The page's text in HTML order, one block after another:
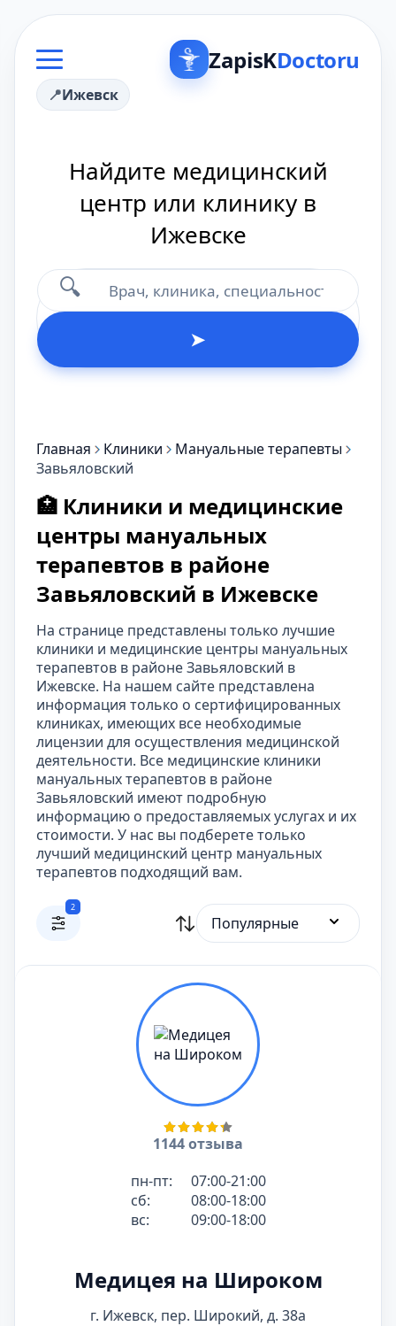
ZapisKDoctoru
Ижевск
Найдите медицинский
центр или клинику в
Ижевске
🔍
➤
Главная Клиники
Мануальные терапевты
Завьяловский
🏥 Клиники и медицинские
центры мануальных
терапевтов в районе
Завьяловский в Ижевске
На странице представлены только лучшие
клиники и медицинские центры мануальных
терапевтов в районе Завьяловский в
Ижевске. На нашем сайте представлена
информация только о сертифицированных
клиниках, имеющих все необходимые
лицензии для осуществления медицинской
деятельности. Все медицинские клиники
мануальных терапевтов в районе
Завьяловский имеют подробную
информацию о предоставляемых услугах и их
стоимости. У нас вы подберете только
лучший медицинский центр мануальных
терапевтов подходящий вам.
2
Популярные
1144 отзыва
пн-пт:
07:00-21:00
сб:
08:00-18:00
вс:
09:00-18:00
Медицея на Широком
г. Ижевск, пер. Широкий, д. 38а